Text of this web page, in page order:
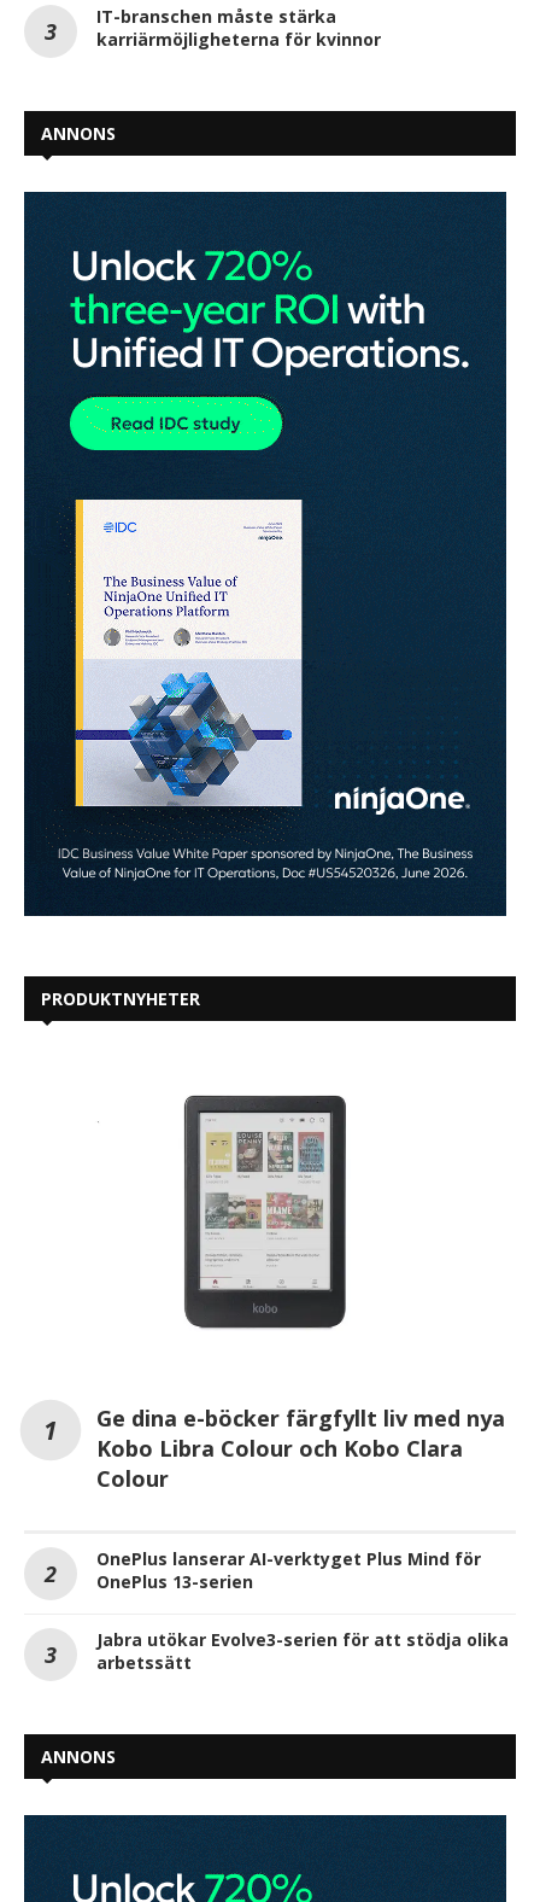
IT-branschen måste stärka
karriärmöjligheterna för kvinnor
ANNONS
PRODUKTNYHETER
Ge dina e-böcker färgfyllt liv med nya
Kobo Libra Colour och Kobo Clara
Colour
OnePlus lanserar AI-verktyget Plus Mind för
OnePlus 13-serien
Jabra utökar Evolve3-serien för att stödja olika
arbetssätt
ANNONS